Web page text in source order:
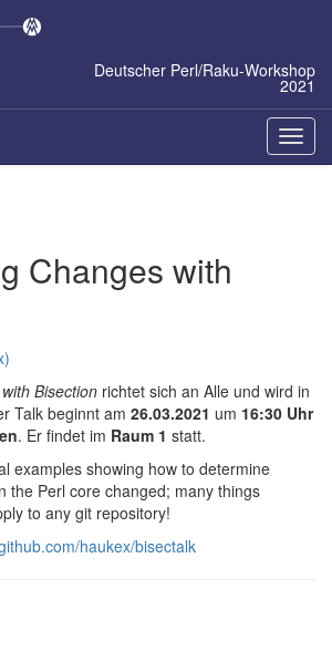
Deutscher Perl/Raku-Workshop
2021
ein-/
Changes with
Bisection richtet sich an Alle und wird in
Talk beginnt am 26.03.2021 um 16:30 Uhr
. Er findet im Raum 1 statt.
examples showing how to determine
the Perl core changed; many things
to any git repository!
haukex/bisectalk